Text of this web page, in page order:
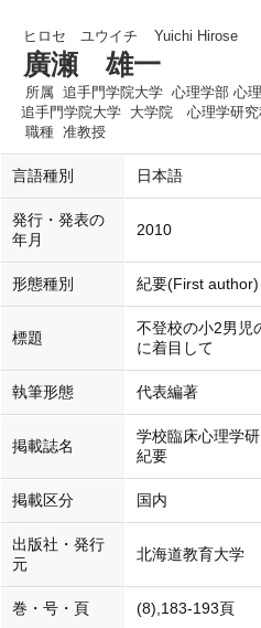
ヒロセ ユウイチ Yuichi Hirose
廣瀬 雄一
所属 追手門学院大学 心理学部 心
追手門学院大学 大学院 心理学研究
職種 准教授
言語種別 日本語
発行・発表の
年月
2010
形態種別 紀要(First author)
標題
不登校の小2男児
に着目して
執筆形態 代表編著
掲載誌名
学校臨床心理学
紀要
掲載区分 国内
出版社・発行
元
北海道教育大学
巻・号・頁 (8),183-193頁